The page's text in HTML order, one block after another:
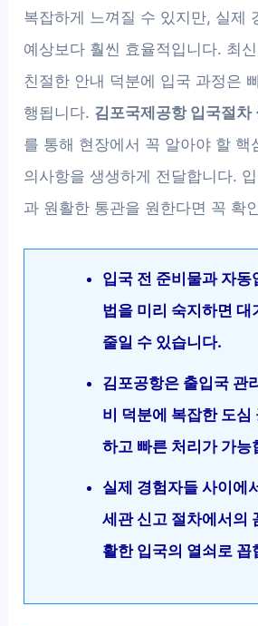
복잡하게 느껴질 수 있지만, 실제
예상보다 훨씬 효율적입니다. 최
친절한 안내 덕분에 입국 과정은
행됩니다. 김포국제공항 입국절차
를 통해 현장에서 꼭 알아야 할 핵
의사항을 생생하게 전달합니다.
과 원활한 통관을 원한다면 꼭 확
입국 전 준비물과 자동
법을 미리 숙지하면 대
줄일 수 있습니다.
김포공항은 출입국 관
비 덕분에 복잡한 도심
하고 빠른 처리가 가능
실제 경험자들 사이에
세관 신고 절차에서의
활한 입국의 열쇠로 꼽